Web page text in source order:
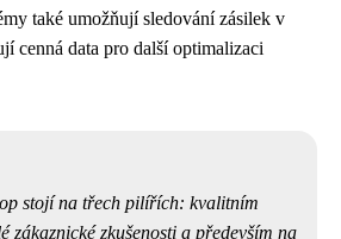
také umožňují sledování zásilek v
cenná data pro další optimalizaci
stojí na třech pilířích: kvalitním
zákaznické zkušenosti a především na